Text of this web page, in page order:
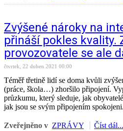
Zvýšené nároky na
přináší pokles kvality.
provozovatele se ale
čtvrtek, 22 duben 2021 00:00
Téměř třetině lidí se doma kvůli
(práce, škola…) zhoršilo připojení.
průzkumu, který sleduje, jak
jak jsou se svým připojením
Zveřejněno v ZPRÁVY Číst dál...